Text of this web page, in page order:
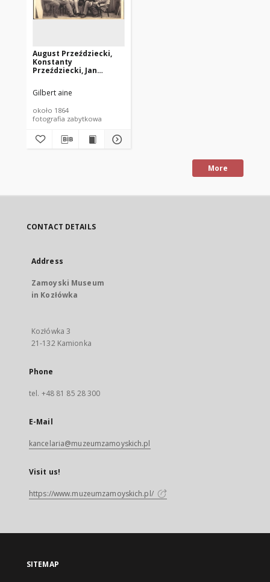
August Przeździecki,
Konstanty
Przeździecki, Jan
Pusłowski, Konstanty
Potocki, Zygmunt
Zamoyski
Gilbert aine
około 1864
fotografia zabytkowa
More
CONTACT DETAILS
Address
Zamoyski Museum
in Kozłówka
Kozłówka 3
21-132 Kamionka
Phone
tel. +48 81 85 28 300
E-Mail
kancelaria@muzeumzamoyskich.pl
Visit us!
https://www.muzeumzamoyskich.pl/
SITEMAP